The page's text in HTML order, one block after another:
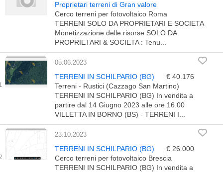
Proprietari terreni di Gran valore
Cerco terreni per fotovoltaico Roma
TERRENI SOLO DA PROPRIETARI E SOCIETA
Monetizzazione delle risorse SOLO DA
PROPRIETARI & SOCIETA : Tenu...
05.06.2023
TERRENI IN SCHILPARIO (BG)
€ 40.176
Terreni - Rustici (Cazzago San Martino)
TERRENI IN SCHILPARIO (BG) In vendita a
partire dal 14 Giugno 2023 alle ore 16.00
VILLETTA IN BORNO (BS) - TERRENI I...
23.10.2023
TERRENI IN SCHILPARIO (BG)
€ 26.000
Cerco terreni per fotovoltaico Brescia
TERRENI IN SCHILPARIO (BG) In vendita a